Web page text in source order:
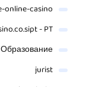
online-casino
- PT
jurist